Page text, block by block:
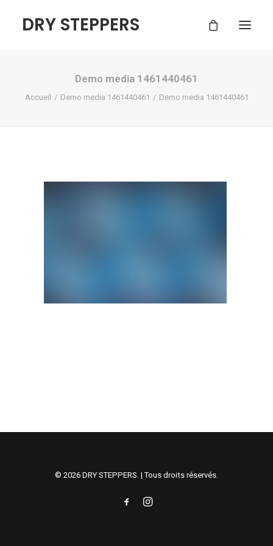
DRY STEPPERS
ACCUEIL
Demo media 1461440461
Accueil Demo media 1461440461 Demo media 1461440461
© 2026 DRY STEPPERS. | Tous droits réservés.